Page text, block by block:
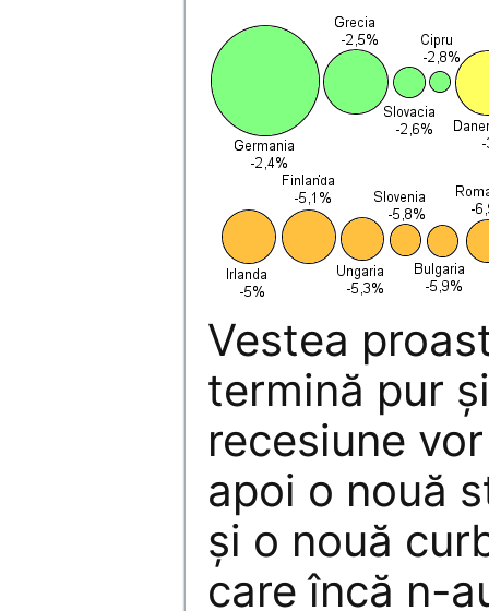
Vestea
termină pur
recesiune
apoi o nouă
şi o nouă
care încă n-